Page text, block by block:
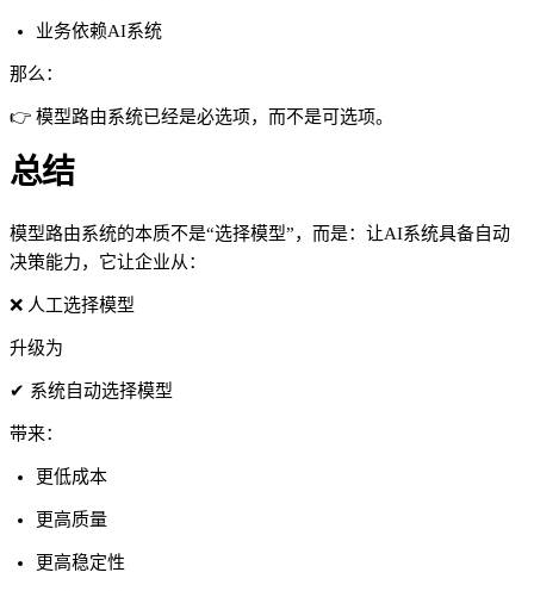
业务依赖AI系统
那么：
👉 模型路由系统已经是必选项，而不是可选项。
总结
模型路由系统的本质不是“选择模型”，而是：让AI系统具备自动
决策能力，它让企业从：
❌ 人工选择模型
升级为
✔ 系统自动选择模型
带来：
更低成本
更高质量
更高稳定性